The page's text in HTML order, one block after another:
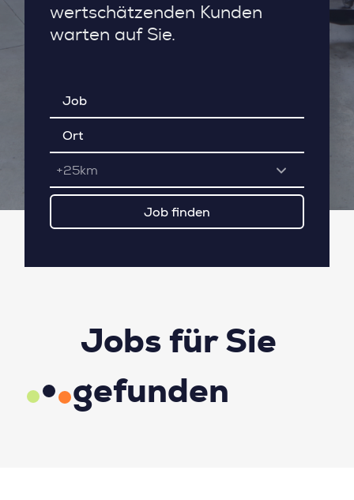
wertschätzenden Kunden
warten auf Sie.
+25km